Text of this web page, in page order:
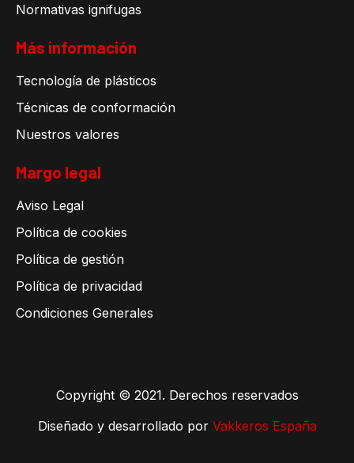
Normativas ignifugas
Más información
Tecnología de plásticos
Técnicas de conformación
Nuestros valores
Margo legal
Aviso Legal
Política de cookies
Política de gestión
Política de privacidad
Condiciones Generales
Copyright © 2021. Derechos reservados
Diseñado y desarrollado por Vakkeros España